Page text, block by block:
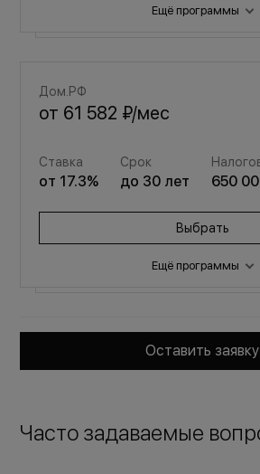
Ещё программы
от69 905 ₽/мес
от19.9 до30 650
Выбрать
Дом.РФ
от 61 582 ₽/мес
Ставка
от 17.3%
Срок
до 30 лет 650
Выбрать
Ещё программы
Семейная
/мес
Оставить заявку
Часто задаваемые